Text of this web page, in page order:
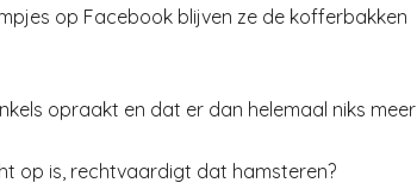
op Facebook blijven ze de kofferbakken
opraakt en dat er dan helemaal niks meer
op is, rechtvaardigt dat hamsteren?